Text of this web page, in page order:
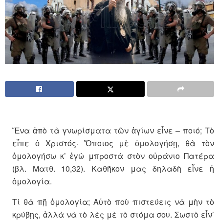
Ἕνα ἀπὸ τὰ γνωρίσματα τῶν ἁγίων εἶνε – ποιό; Τὸ
εἶπε ὁ Χριστός· Ὅποιος μὲ ὁμολογήσῃ, θὰ τὸν
ὁμολογήσω κ’ ἐγὼ μπροστὰ στὸν οὐράνιο Πατέρα
(βλ. Ματθ. 10,32). Καθῆκον μας δηλαδὴ εἶνε ἡ
ὁμολογία.
Τί θὰ πῇ ὁμολογία; Αὐτὸ ποὺ πιστεύεις νὰ μὴν τὸ
κρύβῃς, ἀλλὰ νὰ τὸ λὲς μὲ τὸ στόμα σου. Σωστὸ εἶν’